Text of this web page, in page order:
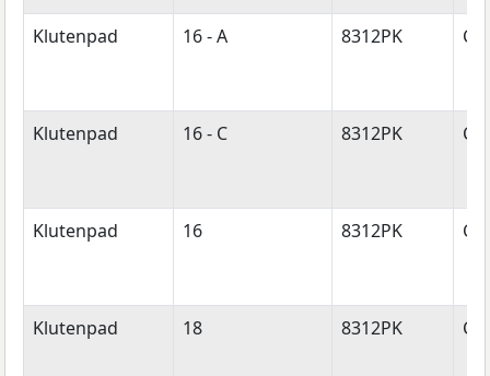
Klutenpad 16 - A 8312PK
Klutenpad 16 - C 8312PK
Klutenpad 16 8312PK
Klutenpad 18 8312PK